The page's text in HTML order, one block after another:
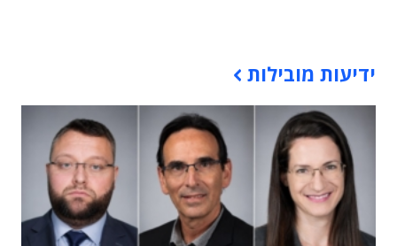
ידיעות מובילות